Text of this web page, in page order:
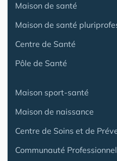
Maison de santé
Maison de santé
Centre de Santé
Pôle de Santé
Maison sport-santé
Maison de naissance
Centre de Soins et de
Communauté